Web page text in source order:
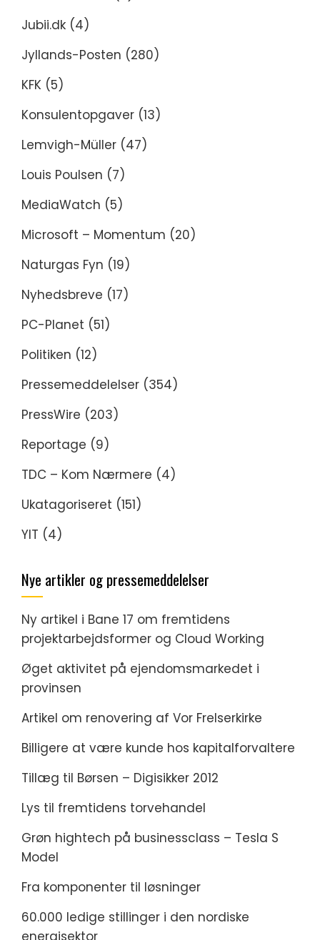
Jubii.dk (4)
Jyllands-Posten (280)
KFK (5)
Konsulentopgaver (13)
Lemvigh-Müller (47)
Louis Poulsen (7)
MediaWatch (5)
Microsoft – Momentum (20)
Naturgas Fyn (19)
Nyhedsbreve (17)
PC-Planet (51)
Politiken (12)
Pressemeddelelser (354)
PressWire (203)
Reportage (9)
TDC – Kom Nærmere (4)
Ukatagoriseret (151)
YIT (4)
Nye artikler og pressemeddelelser
Ny artikel i Bane 17 om fremtidens
projektarbejdsformer og Cloud Working
Øget aktivitet på ejendomsmarkedet i
provinsen
Artikel om renovering af Vor Frelserkirke
Billigere at være kunde hos kapitalforvaltere
Tillæg til Børsen – Digisikker 2012
Lys til fremtidens torvehandel
Grøn hightech på businessclass – Tesla S
Model
Fra komponenter til løsninger
60.000 ledige stillinger i den nordiske
energisektor